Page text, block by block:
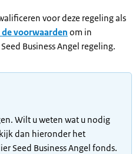
voor deze regeling als
de voorwaarden om in
Business Angel regeling.
Wilt u weten wat u nodig
dan hieronder het
Seed Business Angel fonds.